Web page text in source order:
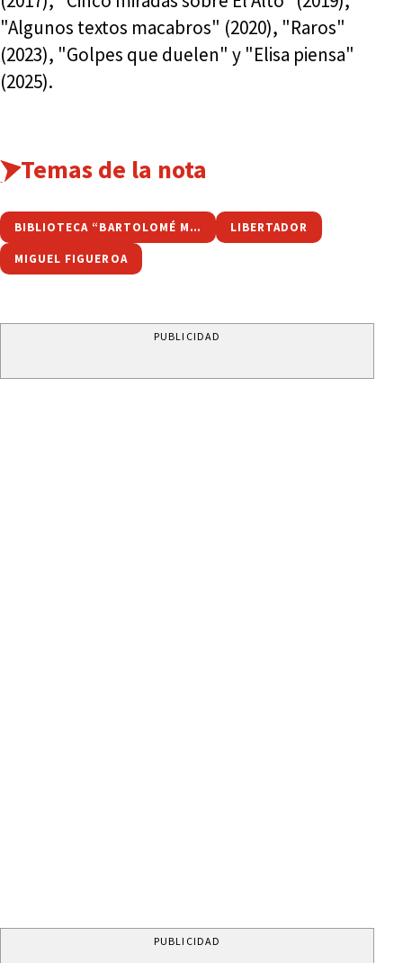
"Algunos textos macabros" (2020), "Raros"
(2023), "Golpes que duelen" y "Elisa piensa"
(2025).
Temas de la nota
BIBLIOTECA “BARTOLOMÉ MITRE” LIBERTADOR
MIGUEL FIGUEROA
PUBLICIDAD
PUBLICIDAD